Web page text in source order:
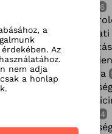
6
RMC
fogszabályozás
Dr. Nagy
mammográfia
Magzati
4
a
Az
nem adja
a honlap